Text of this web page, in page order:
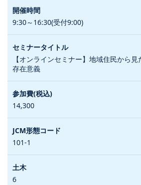
9:30～16:30(受付9:00)
【オンラインセミナー】地域住民から
存在意義
14,300
101-1
6